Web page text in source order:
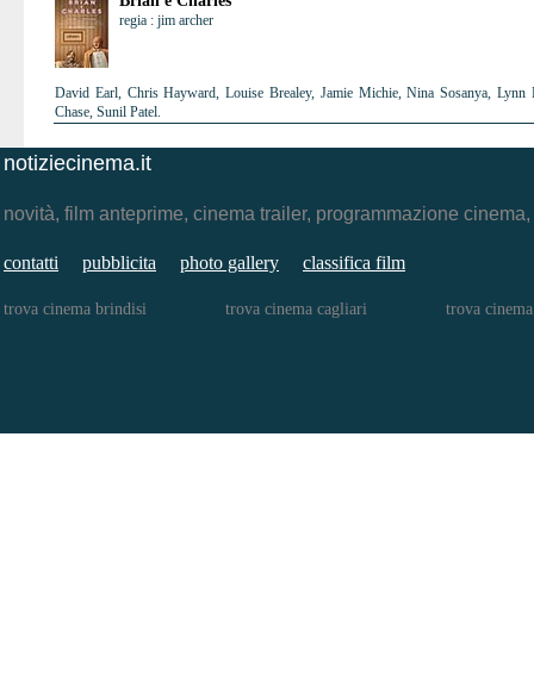
regia : jim archer
David Earl, Chris Hayward, Louise Brealey, Jamie Michie, Nina Sosanya,
Chase, Sunil Patel.
notiziecinema.it
novità, film anteprime, cinema trailer, programmazione
contatti pubblicita photo gallery classifica film
trova cinema brindisi trova cinema cagliari trova